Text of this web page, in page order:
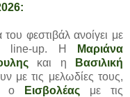
φεστιβάλ ανοίγει με
line-up. Η
Μαριάνα
και η Βασιλική
με τις μελωδίες τους,
ο
Εισβολέαςμε τις